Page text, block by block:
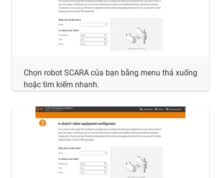
Chọn robot SCARA của bạn bằng menu thả xuống
hoặc tìm kiếm nhanh.